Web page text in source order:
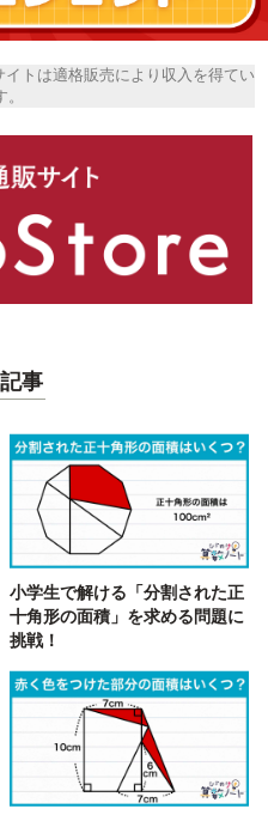
トは適格販売により収入を得てい
。
事
小学生で解ける「分割された正
十角形の面積」を求める問題に
挑戦！